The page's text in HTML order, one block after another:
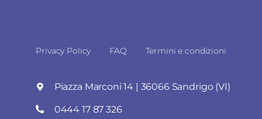
Piazza Marconi 14 | 36066 Sandrigo (VI)
0444 17 87 326
Privacy Policy FAQ Termini e condizioni